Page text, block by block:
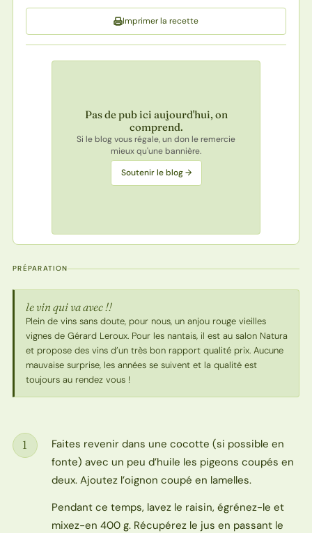
Imprimer la recette
Pas de pub ici aujourd'hui, on
comprend.
Si le blog vous régale, un don le remercie
mieux qu'une bannière.
Soutenir le blog →
PRÉPARATION
le vin qui va avec !!
Plein de vins sans doute, pour nous, un anjou rouge vieilles
vignes de Gérard Leroux. Pour les nantais, il est au salon Natura
et propose des vins d’un très bon rapport qualité prix. Aucune
mauvaise surprise, les années se suivent et la qualité est
toujours au rendez vous !
Étape
1
Faites revenir dans une cocotte (si possible en
fonte) avec un peu d’huile les pigeons coupés en
deux. Ajoutez l’oignon coupé en lamelles.
Pendant ce temps, lavez le raisin, égrénez-le et
mixez-en 400 g. Récupérez le jus en passant le